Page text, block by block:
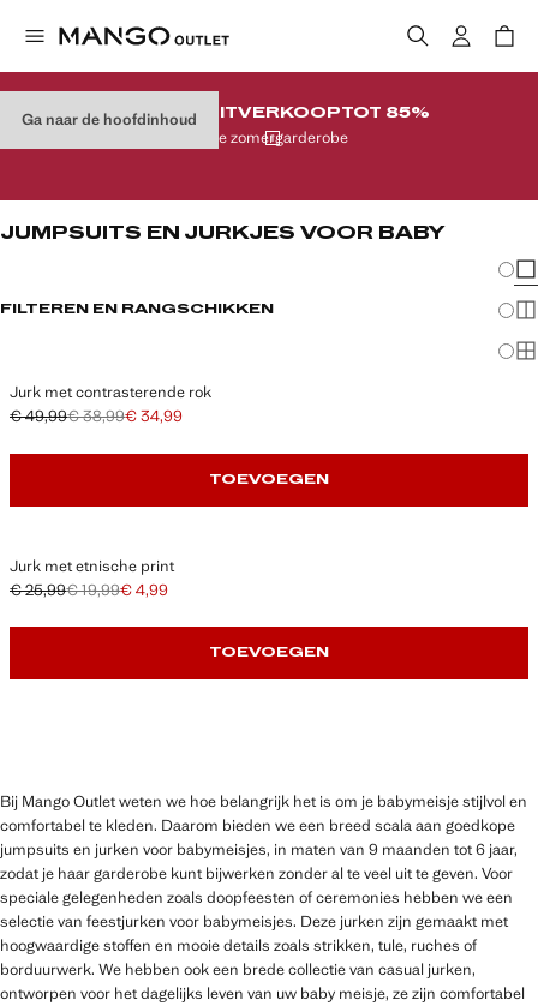
Ga naar de hoofdinhoudLAATSTE UITVERKOOPTOT 85%
Op je zomergarderobe
JUMPSUITS EN JURKJES VOOR BABY
FILTEREN EN RANGSCHIKKEN
Jurk met contrasterende rok
Oorspronkelijke prijs doorgehaald [€ 49,99 ]
€ 49,99
Tweede prijs doorgehaald [€ 38,99 ]
€ 38,99
Huidige prijs [€ 34,99 ]
€ 34,99
TOEVOEGEN
Jurk met etnische print
Oorspronkelijke prijs doorgehaald [€ 25,99 ]
€ 25,99
Tweede prijs doorgehaald [€ 19,99 ]
€ 19,99
Huidige prijs [€ 4,99 ]
€ 4,99
TOEVOEGEN
Bij Mango Outlet weten we hoe belangrijk het is om je babymeisje stijlvol en
comfortabel te kleden. Daarom bieden we een breed scala aan goedkope
jumpsuits en jurken voor babymeisjes, in maten van 9 maanden tot 6 jaar,
zodat je haar garderobe kunt bijwerken zonder al te veel uit te geven. Voor
speciale gelegenheden zoals doopfeesten of ceremonies hebben we een
selectie van feestjurken voor babymeisjes. Deze jurken zijn gemaakt met
hoogwaardige stoffen en mooie details zoals strikken, tule, ruches of
borduurwerk. We hebben ook een brede collectie van casual jurken,
ontworpen voor het dagelijks leven van uw baby meisje, ze zijn comfortabel